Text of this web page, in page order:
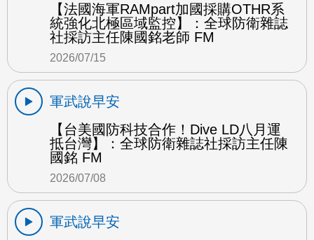
【法國海軍RAMpart加國採購OTHR系
統強化北極區域監控】：全球防衛雜誌
社採訪主任陳國銘老師 FM
2026/07/15
軍武說早安
【台美國防科技合作！Dive LD八月運
抵台灣】：全球防衛雜誌社採訪主任陳
國銘 FM
2026/07/08
軍武說早安